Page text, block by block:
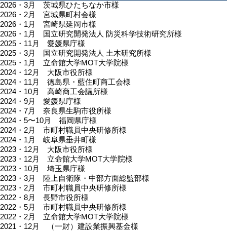
2026・3月 茨城県ひたちなか市様
2026・2月 宮城県町村会様
2026・1月 宮崎県延岡市様
2026・1月 国立研究開発法人 防災科学技術研究所様
2025・11月 愛媛県庁様
2025・3月 国立研究開発法人 土木研究所様
2025・1月 立命館大学MOT大学院様
2024・12月 大阪市役所様
2024・11月 徳島県・藍住町商工会様
2024・10月 高崎商工会議所様
2024・9月 愛媛県庁様
2024・7月 奈良県生駒市役所様
2024・5〜10月 福岡県庁様
2024・2月 市町村職員中央研修所様
2024・1月 岐阜県垂井町様
2023・12月 大阪市役所様
2023・12月 立命館大学MOT大学院様
2023・10月 埼玉県庁様
2023・3月 陸上自衛隊・中部方面総監部様
2023・2月 市町村職員中央研修所様
2022・8月 長野市役所様
2022・5月 市町村職員中央研修所様
2022・2月 立命館大学MOT大学院様
2021・12月 （一財）建設業振興基金様